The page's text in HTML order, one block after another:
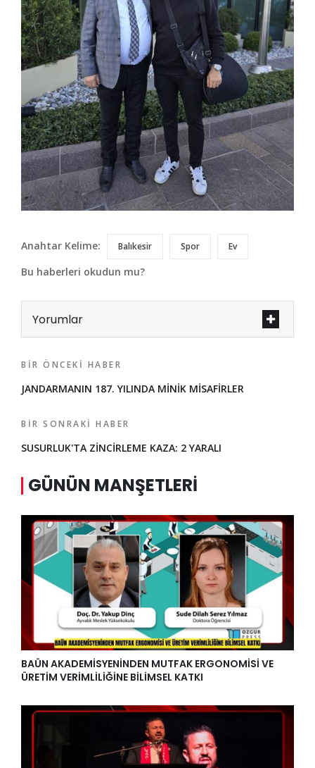
Anahtar Kelime: Balıkesir Spor Ev
Bu haberleri okudun mu?
Yorumlar
BIR ÖNCEKI HABER
JANDARMANIN 187. YILINDA MİNİK MİSAFİRLER
BIR SONRAKI HABER
SUSURLUK'TA ZİNCİRLEME KAZA: 2 YARALI
GÜNÜN MANŞETLERI
BAÜN AKADEMİSYENİNDEN MUTFAK ERGONOMİSİ VE
ÜRETİM VERİMLİLİĞİNE BİLİMSEL KATKI